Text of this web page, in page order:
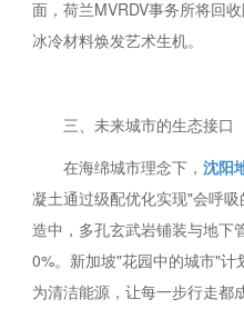
面，荷兰MVRDV事务所将回
冰冷材料焕发艺术生机。
三、未来城市的生态接口
在海绵城市理念下，沈阳
凝土通过级配优化实现"会呼
造中，多孔玄武岩铺装与地下
0%。新加坡"花园中的城市"
为清洁能源，让每一步行走都